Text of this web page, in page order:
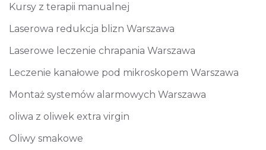
Kursy z terapii manualnej
Laserowa redukcja blizn Warszawa
Laserowe leczenie chrapania Warszawa
Leczenie kanałowe pod mikroskopem Warszawa
Montaż systemów alarmowych Warszawa
oliwa z oliwek extra virgin
Oliwy smakowe